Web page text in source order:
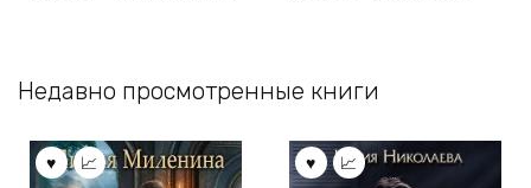
Недавно просмотренные книги